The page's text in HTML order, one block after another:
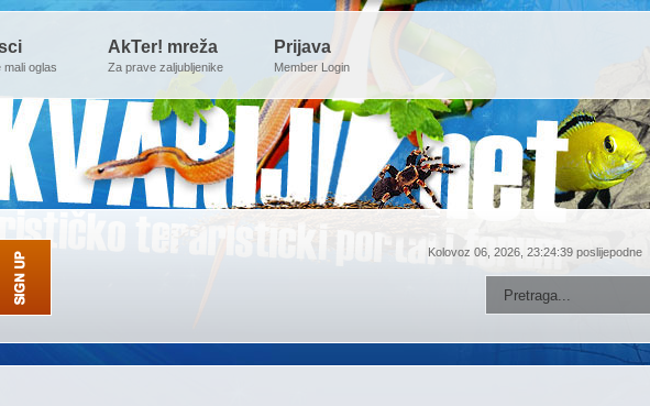
mali oglas
AkTer! mreža
Za prave zaljubljenike
Prijava
Member Login
Kolovoz 06, 2026, 23:24:39 poslijepodne